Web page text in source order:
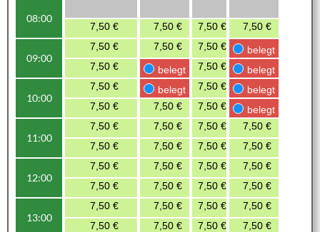
08:00
09:00
10:00
11:00
12:00
13:00
7,50 €
7,50 €
7,50 €
7,50 €
7,50 €
7,50 €
7,50 €
7,50 €
7,50 €
7,50 €
7,50 €
7,50 €
7,50 €
belegt
belegt
7,50 €
7,50 €
7,50 €
7,50 €
7,50 €
7,50 €
7,50 €
7,50 €
7,50 €
7,50 €
7,50 €
7,50 €
7,50 €
7,50 €
7,50 €
7,50 €
7,50 €
7,50 €
7,50 €
belegt
belegt
belegt
belegt
7,50 €
7,50 €
7,50 €
7,50 €
7,50 €
7,50 €